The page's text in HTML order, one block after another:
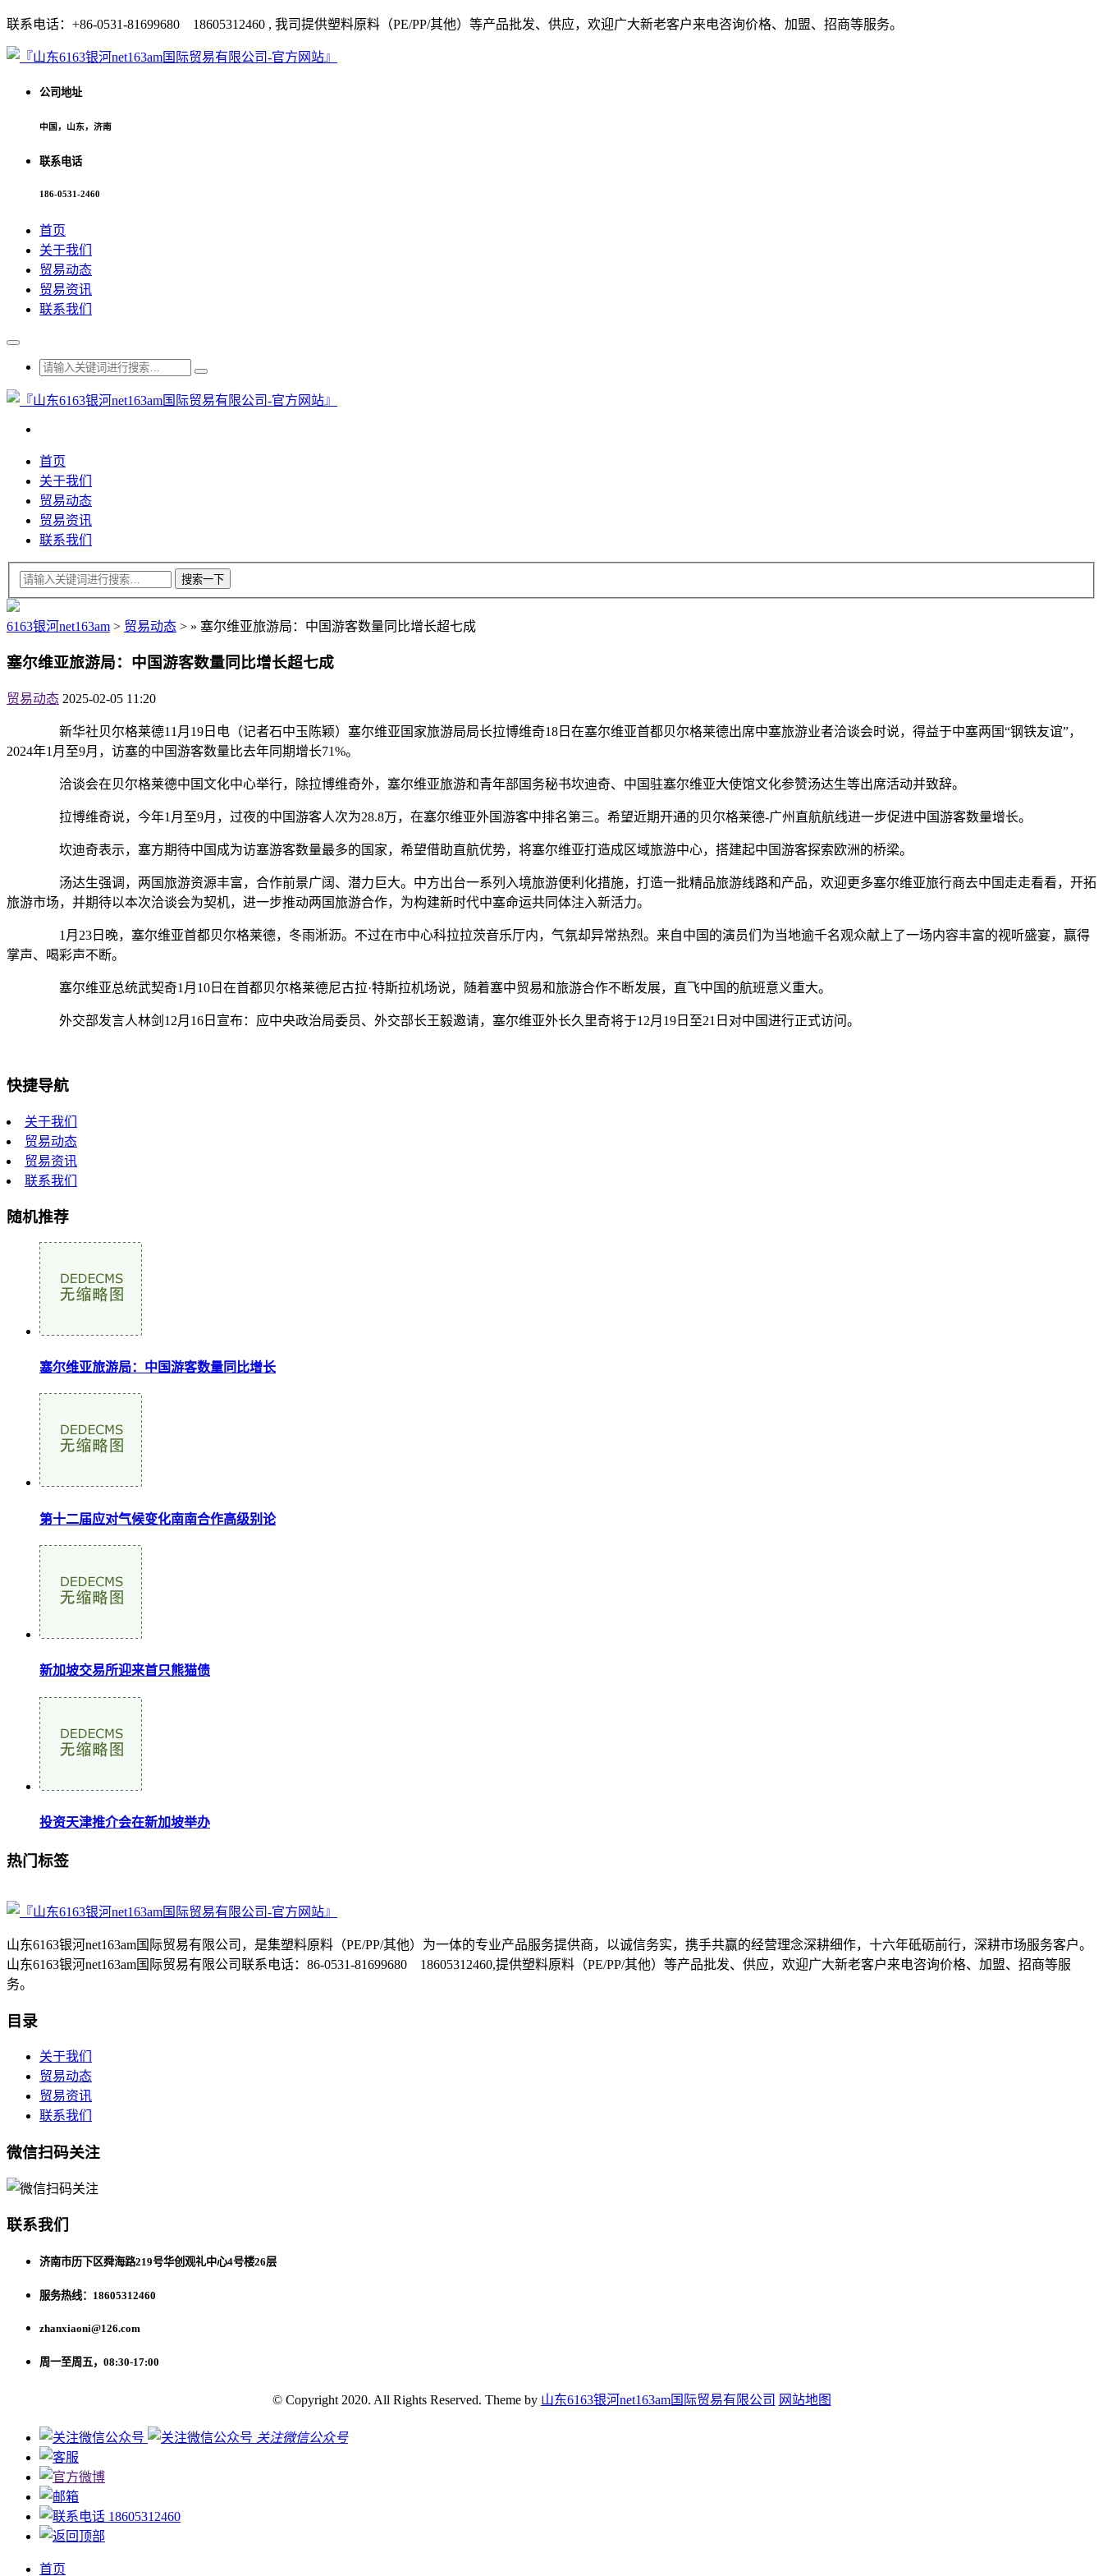
联系电话：+86-0531-81699680 18605312460 , 我司提供塑料原料（PE/PP/其他）等产品批发、供应，欢迎广大新老客户来电咨询价格、加盟、招商等服务。
公司地址
中国，山东，济南
联系电话
186-0531-2460
首页
关于我们
贸易动态
贸易资讯
联系我们
首页
关于我们
贸易动态
贸易资讯
联系我们
6163银河net163am > 贸易动态 > » 塞尔维亚旅游局：中国游客数量同比增长超七成
塞尔维亚旅游局：中国游客数量同比增长超七成
贸易动态 2025-02-05 11:20
新华社贝尔格莱德11月19日电（记者石中玉陈颖）塞尔维亚国家旅游局局长拉博维奇18日在塞尔维亚首都贝尔格莱德出席中塞旅游业者洽谈会时说，得益于中塞两国“钢铁友谊”，
2024年1月至9月，访塞的中国游客数量比去年同期增长71%。
洽谈会在贝尔格莱德中国文化中心举行，除拉博维奇外，塞尔维亚旅游和青年部国务秘书坎迪奇、中国驻塞尔维亚大使馆文化参赞汤达生等出席活动并致辞。
拉博维奇说，今年1月至9月，过夜的中国游客人次为28.8万，在塞尔维亚外国游客中排名第三。希望近期开通的贝尔格莱德-广州直航航线进一步促进中国游客数量增长。
坎迪奇表示，塞方期待中国成为访塞游客数量最多的国家，希望借助直航优势，将塞尔维亚打造成区域旅游中心，搭建起中国游客探索欧洲的桥梁。
汤达生强调，两国旅游资源丰富，合作前景广阔、潜力巨大。中方出台一系列入境旅游便利化措施，打造一批精品旅游线路和产品，欢迎更多塞尔维亚旅行商去中国走走看看，开拓
旅游市场，并期待以本次洽谈会为契机，进一步推动两国旅游合作，为构建新时代中塞命运共同体注入新活力。
1月23日晚，塞尔维亚首都贝尔格莱德，冬雨淅沥。不过在市中心科拉拉茨音乐厅内，气氛却异常热烈。来自中国的演员们为当地逾千名观众献上了一场内容丰富的视听盛宴，赢得
掌声、喝彩声不断。
塞尔维亚总统武契奇1月10日在首都贝尔格莱德尼古拉·特斯拉机场说，随着塞中贸易和旅游合作不断发展，直飞中国的航班意义重大。
外交部发言人林剑12月16日宣布：应中央政治局委员、外交部长王毅邀请，塞尔维亚外长久里奇将于12月19日至21日对中国进行正式访问。
快捷导航
关于我们
贸易动态
贸易资讯
联系我们
随机推荐
塞尔维亚旅游局：中国游客数量同比增长
第十二届应对气候变化南南合作高级别论
新加坡交易所迎来首只熊猫债
投资天津推介会在新加坡举办
热门标签
山东6163银河net163am国际贸易有限公司，是集塑料原料（PE/PP/其他）为一体的专业产品服务提供商，以诚信务实，携手共赢的经营理念深耕细作，十六年砥砺前行，深耕市场服务客户。
山东6163银河net163am国际贸易有限公司联系电话：86-0531-81699680 18605312460,提供塑料原料（PE/PP/其他）等产品批发、供应，欢迎广大新老客户来电咨询价格、加盟、招商等服
务。
目录
关于我们
贸易动态
贸易资讯
联系我们
微信扫码关注
联系我们
济南市历下区舜海路219号华创观礼中心4号楼26层
服务热线：18605312460
zhanxiaoni@126.com
周一至周五，08:30-17:00
© Copyright 2020. All Rights Reserved. Theme by 山东6163银河net163am国际贸易有限公司 网站地图
关注微信公众号
18605312460
首页